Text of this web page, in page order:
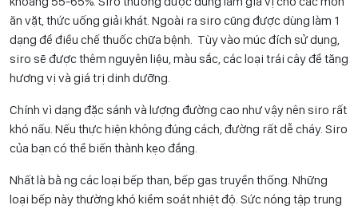
ăn vặt, thức uống giải khát. Ngoài ra siro cũng được dùng làm 1
dạng để điều chế thuốc chữa bệnh. Tùy vào múc đích sử dụng,
siro sẽ được thêm nguyên liệu, màu sắc, các loại trái cây để tăng
hương vị và giá trị dinh dưỡng.
Chính vì dạng đặc sánh và lượng đường cao như vậy nên siro rất
khó nấu. Nếu thực hiện không đúng cách, đường rất dễ cháy. Siro
của bạn có thể biến thành kẹo đắng.
Nhất là bằ ng các loại bếp than, bếp gas truyền thống. Những
loại bếp này thường khó kiểm soát nhiệt độ. Sức nóng tập trung